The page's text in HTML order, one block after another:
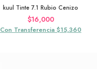
kuul Tinte 7.1 Rubio Cenizo
$16,000
Con Transferencia $15,360